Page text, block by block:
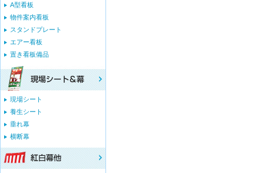
A型看板
物件案内看板
スタンドプレート
エアー看板
置き看板備品
現場シート
養生シート
垂れ幕
横断幕